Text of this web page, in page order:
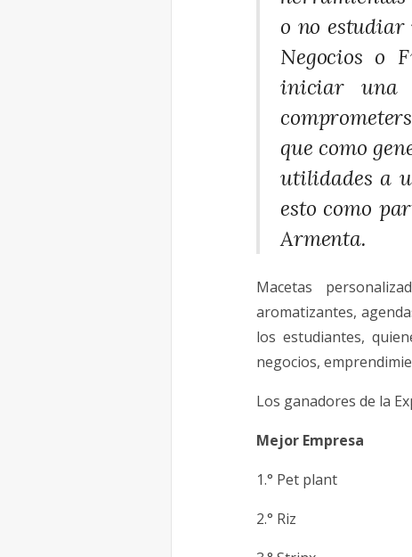
o no
Negocios o
iniciar una
que como
utilidades a
esto como
Armenta.
Macetas
aromatizantes,
los estudiantes,
negocios,
Los ganadores de la
Mejor Empresa
1.° Pet plant
2.° Riz